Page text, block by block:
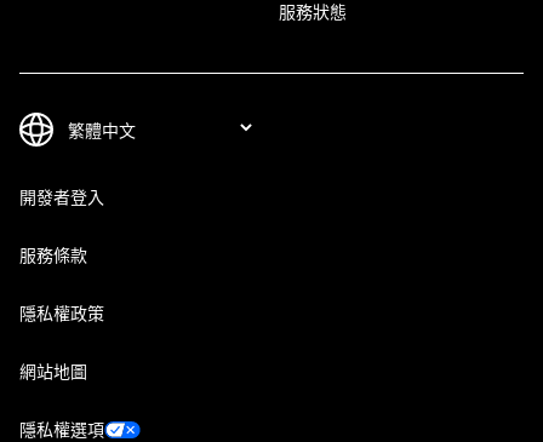
服務狀態
開發者登入
服務條款
隱私權政策
網站地圖
隱私權選項